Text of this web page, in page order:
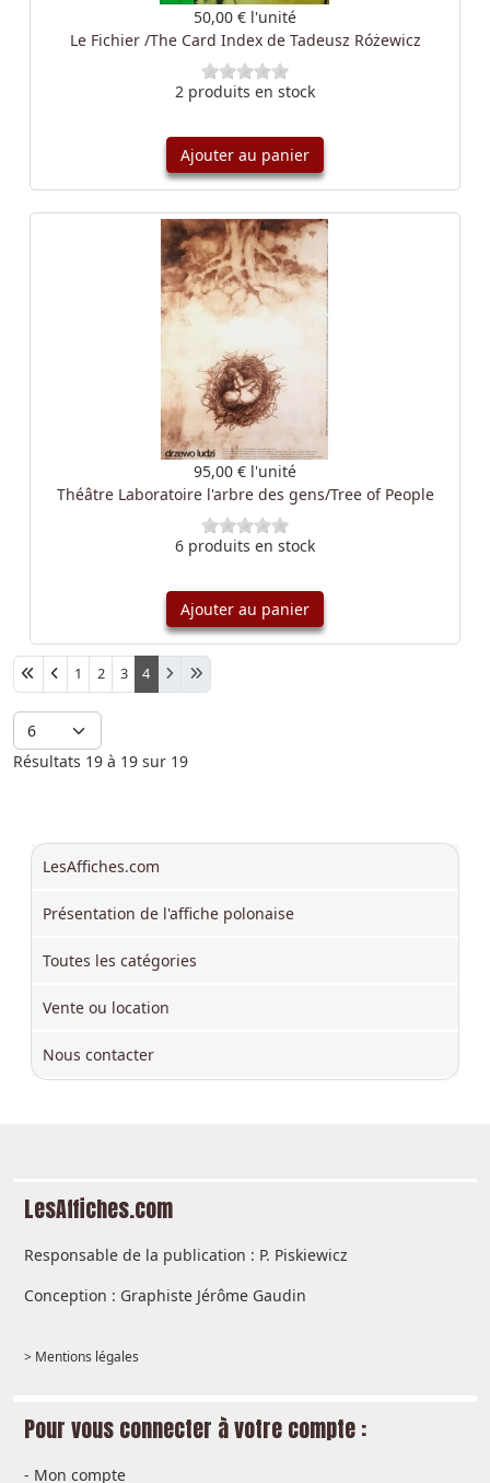
50,00 € l'unité
Le Fichier /The Card Index de Tadeusz Różewicz
2 produits en stock
Ajouter au panier
95,00 € l'unité
Théâtre Laboratoire l'arbre des gens/Tree of People
6 produits en stock
Ajouter au panier
Afficher #1 2 3 4
Résultats 19 à 19 sur 19
LesAffiches.com
Présentation de l'affiche polonaise
Toutes les catégories
Vente ou location
Nous contacter
LesAffiches.com
Responsable de la publication : P. Piskiewicz
Conception : Graphiste Jérôme Gaudin
> Mentions légales
Pour vous connecter à votre compte :
- Mon compte